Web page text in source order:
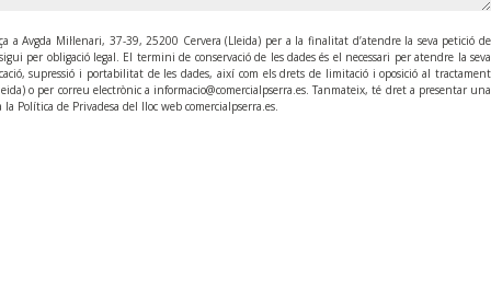
a Avgda Mil·lenari, 37-39, 25200 Cervera (Lleida) per a la finalitat d’atendre la seva petició de
per obligació legal. El termini de conservació de les dades és el necessari per atendre la seva
supressió i portabilitat de les dades, així com els drets de limitació i oposició al tractament
o per correu electrònic a informacio@comercialpserra.es. Tanmateix, té dret a presentar una
Política de Privadesa del lloc web comercialpserra.es.